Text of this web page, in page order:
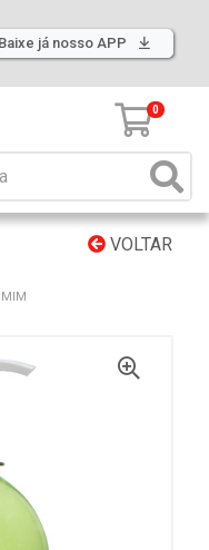
Baixe já nosso APP
0
VOLTAR